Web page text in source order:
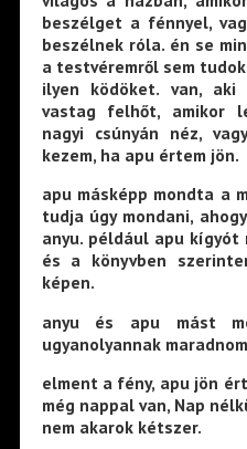
beszélget a fénnyel,
beszélnek róla. én se
a testvéremről sem
ilyen ködöket. van,
vastag felhőt, amikor
nagyi csúnyán néz,
kezem, ha apu értem jön.
apu másképp mondta a
tudja úgy mondani,
anyu. például apu kígyót
és a könyvben
képen.
anyu és apu mást
ugyanolyannak
elment a fény, apu jön
még nappal van, Nap
nem akarok kétszer.